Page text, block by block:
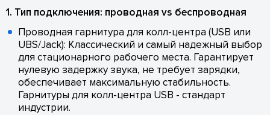
1. Тип подключения: проводная vs беспроводная
Проводная гарнитура для колл-центра (USB или
UBS/Jack): Классический и самый надежный выбор
для стационарного рабочего места. Гарантирует
нулевую задержку звука, не требует зарядки,
обеспечивает максимальную стабильность.
Гарнитуры для колл-центра USB - стандарт
индустрии.